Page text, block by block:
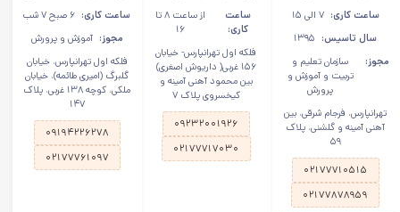
ساعت کاری: ۷ الی ۱۵
سال تاسیس: ۱۳۹۵
مجوز:
سازمان تعلیم و
تربیت و آموزش و
پرورش
تهرانپارس، فرجام شرقی، بین
آهنی آمینه و گلشنی، پلاک
۵۹
۰۲۱۷۷۷۱۰۵۱۵
۰۲۱۷۷۸۷۸۹۵۹
ساعت
کاری:
از ساعت ۸ تا
۱۶
فلکه اول تهرانپارس- خیابان
۱۵۶ غربی( داریوش اصغری)
بین محمود آهنی آمینه و‌
کیخسروی پلاک ۷
۰۹۲۳۲۰۰۱۹۲۶
۰۲۱۷۷۷۱۷۰۳۰
ساعت کاری: ۶ صبح ۷ شب
مجوز: آموزش و پرورش
فلکه اول تهرانپارس، خیابان
گلبرگ (امیری طائمه)، خیابان
ملکی، کوچه ۱۳۸ غربی، پلاک
۱۴۷
۰۹۱۹۴۲۲۶۲۷۸
۰۲۱۷۷۷۶۱۰۹۷